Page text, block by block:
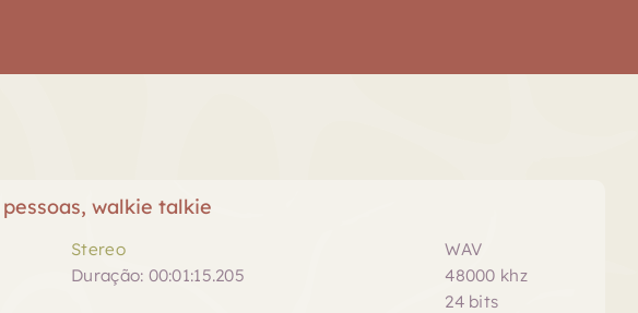
walkie talkie
Stereo
Duração: 00:01:15.205
WAV
48000 khz
24 bits